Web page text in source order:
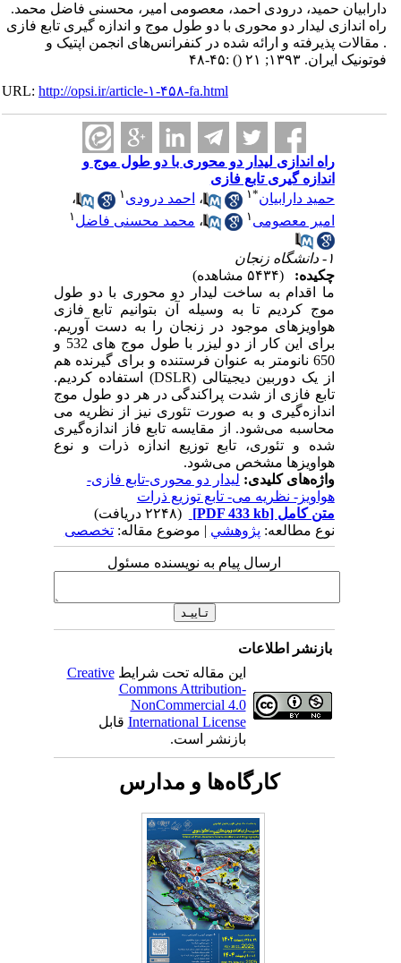
دارابیان حمید، درودی احمد، معصومی امیر، محسنی فاضل محمد.
راه اندازی لیدار دو محوری با دو طول موج و اندازه گیری تابع فازی
. مقالات پذیرفته و ارائه شده در کنفرانس‌های انجمن اپتیک و
فوتونیک ایران. ۱۳۹۳; ۲۱
() :۴۵-۴۸
URL:http://opsi.ir/article-۱-۴۵۸-fa.html
راه اندازی لیدار دو محوری با دو طول موج و
اندازه گیری تابع فازی
حمید دارابیان *۱ ،احمد درودی۱
،
امیر معصومی
،محمد محسنی فاضل۱
چکیده:
ما اقدام به ساخت لیدار دو محوری با دو طول
موج کردیم تا به وسیله آن بتوانیم تابع فازی
هواویزهای موجود در زنجان را به دست آوریم.
برای این کار از دو لیزر با طول موج های 532 و
650 نانومتر به عنوان فرستنده و برای گیرنده هم
از یک دوربین دیجیتالی (DSLR) استفاده کردیم.
تابع فازی از شدت پراکندگی در هر دو طول موج
اندازه‌گیری و به صورت تئوری نیز از نظریه می
محاسبه می‌شود. از مقایسه تابع فاز اندازه‌گیری
شده و تئوری، تابع توزیع اندازه ذرات و نوع
هواویزها مشخص می‌شود.
واژه‌های کلیدی:لیدار دو محوری-تابع فازی-
هواویز- نظریه می- تابع توزیع ذرات
متن کامل[PDF 433 kb]
نوع مطالعه:پژوهشي| موضوع مقاله:تخصصی
ارسال پیام به نویسنده مسئول
بازنشر اطلاعات
این مقاله تحت شرایطCreative
Commons Attribution-
NonCommercial 4.0
International Licenseقابل
بازنشر است.
کارگاه‌ها و مدارس